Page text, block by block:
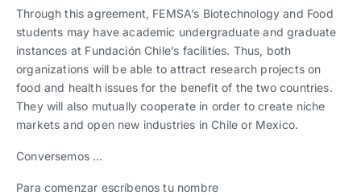
Through this agreement, FEMSA’s Biotechnology and Food
students may have academic undergraduate and graduate
instances at Fundación Chile’s facilities. Thus, both
organizations will be able to attract research projects on
food and health issues for the benefit of the two countries.
They will also mutually cooperate in order to create niche
markets and open new industries in Chile or Mexico.
Conversemos …
Para comenzar escríbenos tu nombre